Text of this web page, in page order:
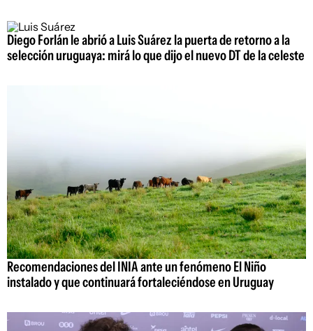
Diego Forlán le abrió a Luis Suárez la puerta de retorno a la
selección uruguaya: mirá lo que dijo el nuevo DT de la celeste
Recomendaciones del INIA ante un fenómeno El Niño
instalado y que continuará fortaleciéndose en Uruguay